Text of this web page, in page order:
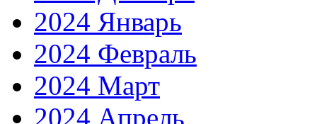
2024 Январь
2024 Февраль
2024 Март
2024 Апрель